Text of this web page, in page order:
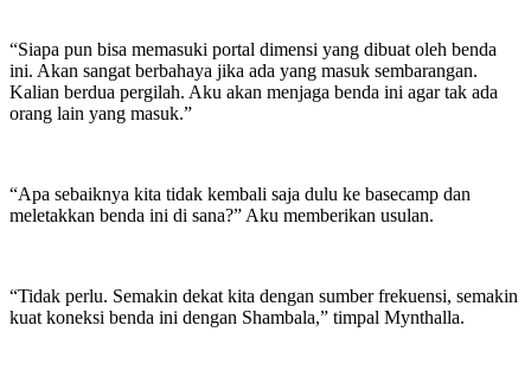
“Siapa pun bisa memasuki portal dimensi yang dibuat oleh benda
ini. Akan sangat berbahaya jika ada yang masuk sembarangan.
Kalian berdua pergilah. Aku akan menjaga benda ini agar tak ada
orang lain yang masuk.”
“Apa sebaiknya kita tidak kembali saja dulu ke basecamp dan
meletakkan benda ini di sana?” Aku memberikan usulan.
“Tidak perlu. Semakin dekat kita dengan sumber frekuensi, semakin
kuat koneksi benda ini dengan Shambala,” timpal Mynthalla.